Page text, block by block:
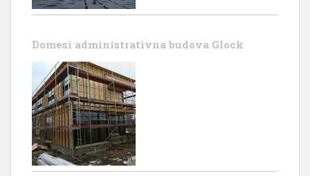
Domesi administrativna budova Glock